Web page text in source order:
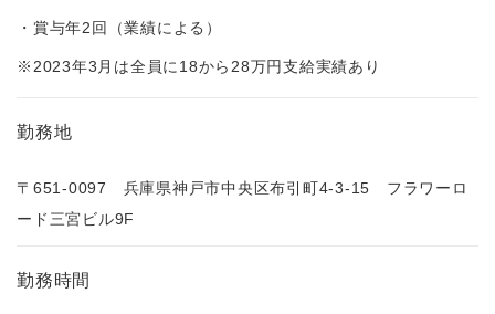
・賞与年2回（業績による）
※2023年3月は全員に18から28万円支給実績あり
勤務地
〒651-0097 兵庫県神戸市中央区布引町4-3-15 フラワーロ
ード三宮ビル9F
勤務時間